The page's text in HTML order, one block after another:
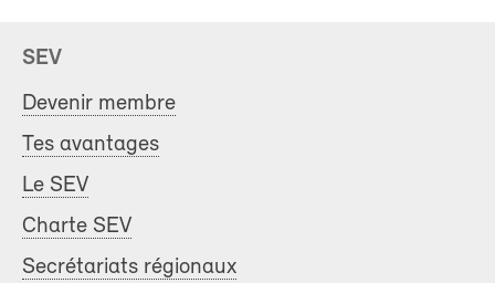
SEV
Devenir membre
Tes avantages
Le SEV
Charte SEV
Secrétariats régionaux